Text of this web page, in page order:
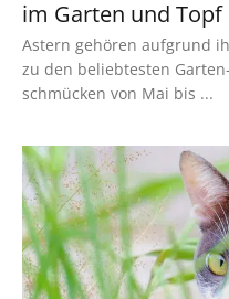
im Garten und Topf
Astern gehören aufgrund
zu den beliebtesten
schmücken von Mai bis ...